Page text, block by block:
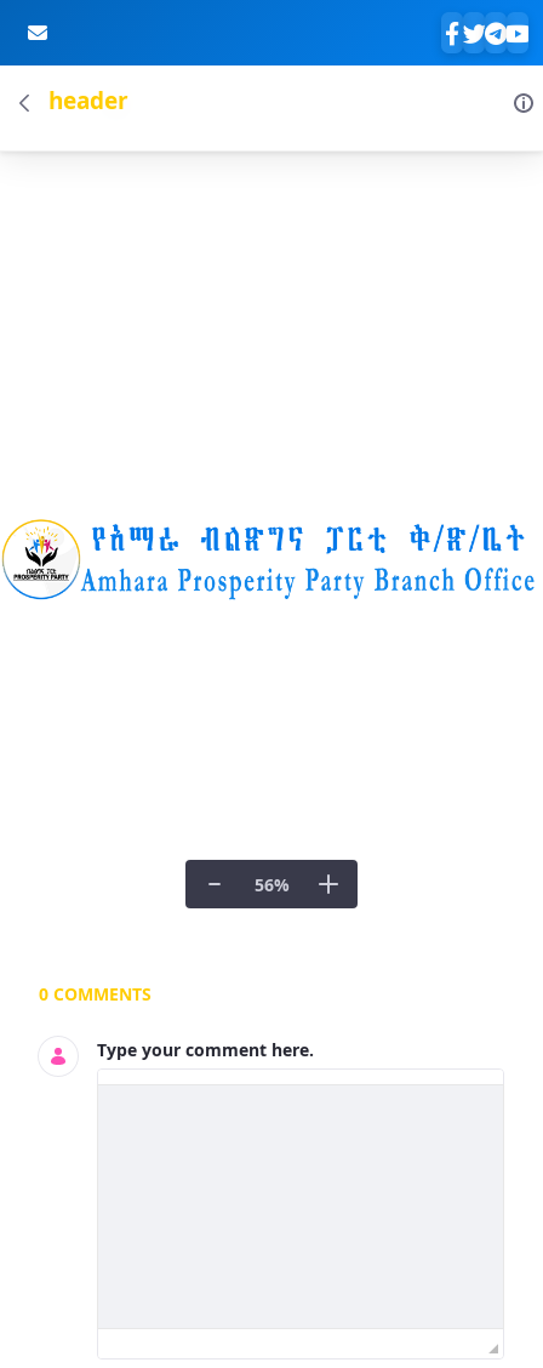
header
56%
Documents and Media
0 COMMENTS
Type your comment here.